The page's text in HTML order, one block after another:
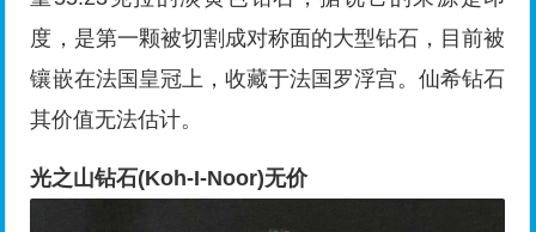
度，是第一颗被切割成对称面的大型钻石，目前被
镶嵌在法国皇冠上，收藏于法国罗浮宫。仙希钻石
其价值无法估计。
光之山钻石(Koh-I-Noor)无价